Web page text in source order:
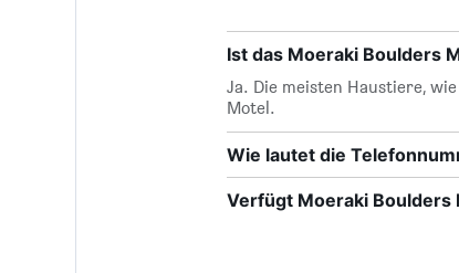
Ist das Moeraki Boulders
Ja. Die meisten Haustiere,
Motel.
Wie lautet die
Verfügt Moeraki Boulders